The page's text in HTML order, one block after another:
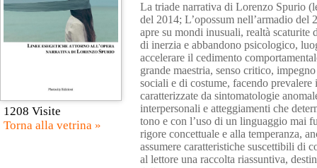
1208 Visite
Torna alla vetrina »
La triade narrativa di Lorenzo Spurio
del 2014; L’opossum nell’armadio
apre su mondi inusuali, realtà
di inerzia e abbandono psicologico,
accelerare il cedimento
grande maestria, senso critico,
sociali e di costume, facendo
caratterizzate da sintomatologie
interpersonali e atteggiamenti che
tono e con l’uso di un linguaggio mai
rigore concettuale e alla temperanza,
assumere caratteristiche suscettibili di
al lettore una raccolta riassuntiva,